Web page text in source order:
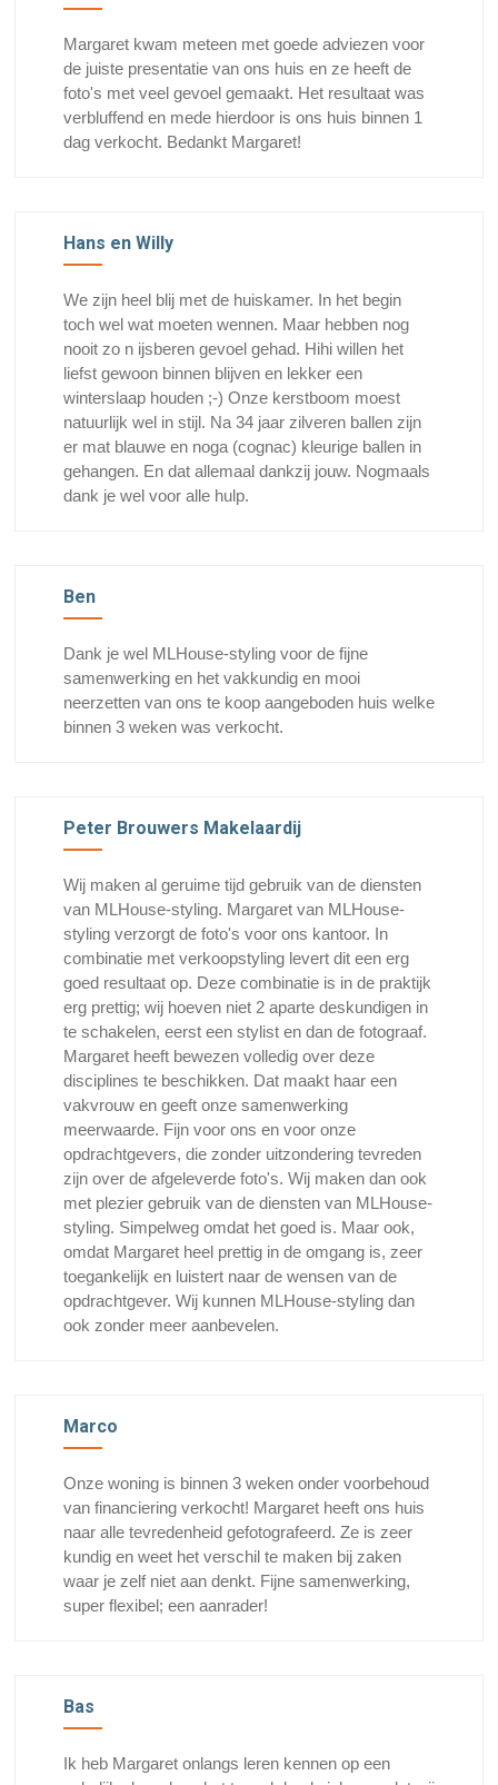
Margaret kwam meteen met goede adviezen voor
de juiste presentatie van ons huis en ze heeft de
foto's met veel gevoel gemaakt. Het resultaat was
verbluffend en mede hierdoor is ons huis binnen 1
dag verkocht. Bedankt Margaret!
Hans en Willy
We zijn heel blij met de huiskamer. In het begin
toch wel wat moeten wennen. Maar hebben nog
nooit zo n ijsberen gevoel gehad. Hihi willen het
liefst gewoon binnen blijven en lekker een
winterslaap houden ;-) Onze kerstboom moest
natuurlijk wel in stijl. Na 34 jaar zilveren ballen zijn
er mat blauwe en noga (cognac) kleurige ballen in
gehangen. En dat allemaal dankzij jouw. Nogmaals
dank je wel voor alle hulp.
Ben
Dank je wel MLHouse-styling voor de fijne
samenwerking en het vakkundig en mooi
neerzetten van ons te koop aangeboden huis welke
binnen 3 weken was verkocht.
Peter Brouwers Makelaardij
Wij maken al geruime tijd gebruik van de diensten
van MLHouse-styling. Margaret van MLHouse-
styling verzorgt de foto's voor ons kantoor. In
combinatie met verkoopstyling levert dit een erg
goed resultaat op. Deze combinatie is in de praktijk
erg prettig; wij hoeven niet 2 aparte deskundigen in
te schakelen, eerst een stylist en dan de fotograaf.
Margaret heeft bewezen volledig over deze
disciplines te beschikken. Dat maakt haar een
vakvrouw en geeft onze samenwerking
meerwaarde. Fijn voor ons en voor onze
opdrachtgevers, die zonder uitzondering tevreden
zijn over de afgeleverde foto's. Wij maken dan ook
met plezier gebruik van de diensten van MLHouse-
styling. Simpelweg omdat het goed is. Maar ook,
omdat Margaret heel prettig in de omgang is, zeer
toegankelijk en luistert naar de wensen van de
opdrachtgever. Wij kunnen MLHouse-styling dan
ook zonder meer aanbevelen.
Marco
Onze woning is binnen 3 weken onder voorbehoud
van financiering verkocht! Margaret heeft ons huis
naar alle tevredenheid gefotografeerd. Ze is zeer
kundig en weet het verschil te maken bij zaken
waar je zelf niet aan denkt. Fijne samenwerking,
super flexibel; een aanrader!
Bas
Ik heb Margaret onlangs leren kennen op een